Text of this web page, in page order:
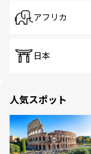
アフリカ
日本
人気スポット